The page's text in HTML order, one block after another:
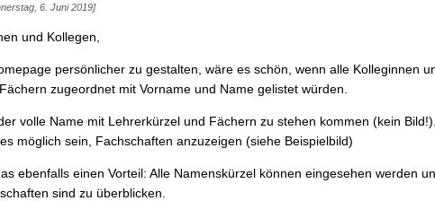
6. Juni 2019]
und Kollegen,
persönlicher zu gestalten, wäre es schön, wenn alle Kolleginnen
zugeordnet mit Vorname und Name gelistet würden.
volle Name mit Lehrerkürzel und Fächern zu stehen kommen (kein Bild!).
möglich sein, Fachschaften anzuzeigen (siehe Beispielbild)
ebenfalls einen Vorteil: Alle Namenskürzel können eingesehen werden
sind zu überblicken.